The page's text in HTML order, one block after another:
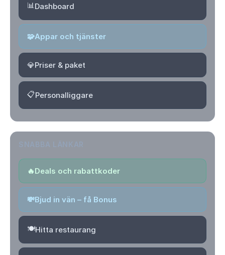
📊Dashboard
🧩Appar och tjänster
💎Priser & paket
📋Personalliggare
🔥Deals och rabattkoder
💸Bjud in vän – få Bonus
🍽️Hitta restaurang